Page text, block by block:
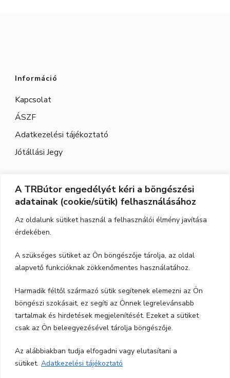
A TRBútor engedélyét kéri a böngészési
adatainak (cookie/sütik) felhasználásához
Az oldalunk sütiket használ a felhasználói élmény javítása
érdekében.
A szükséges sütiket az Ön böngészője tárolja, az oldal
alapvető funkcióknak zökkenőmentes használatához.
Harmadik féltől származó sütik segítenek elemezni az Ön
böngészi szokásait, ez segíti az Önnek legrelevánsabb
tartalmak és hirdetések megjelenítését. Ezeket a sütiket
csak az Ön beleegyezésével tárolja böngészője.
Az alábbiakban tudja elfogadni vagy elutasítani a
sütiket. Adatkezelési tájékoztató
Információ
Kapcsolat
ÁSZF
Adatkezelési tájékoztató
Jótállási Jegy
Elérhetőség
Cím: 3526 Miskolc, Szeles utca 71.
Nyitvatartás:
Telefon:06-70-615-6771
06-20-347-7788
email:trbutor1@gmail.com